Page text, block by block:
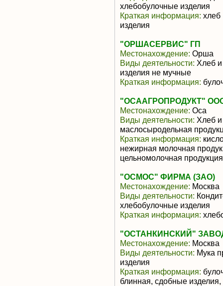
хлебобулочные изделия
Краткая информация: хлеб
изделия
"ОРШАСЕРВИС" ГП
Местонахождение: Орша
Виды деятельности: Хлеб и
изделия не мучные
Краткая информация:
"ОСААГРОПРОДУКТ"
Местонахождение: Оса
Виды деятельности: Хлеб
маслосыродельная
Краткая информация:
нежирная молочная
цельномолочная продукция
"ОСМОС" ФИРМА (ЗАО)
Местонахождение: Москва
Виды деятельности:
хлебобулочные изделия
Краткая информация:
"ОСТАНКИНСКИЙ"
Местонахождение: Москва
Виды деятельности: Мука
изделия
Краткая информация:
блинная, сдобные